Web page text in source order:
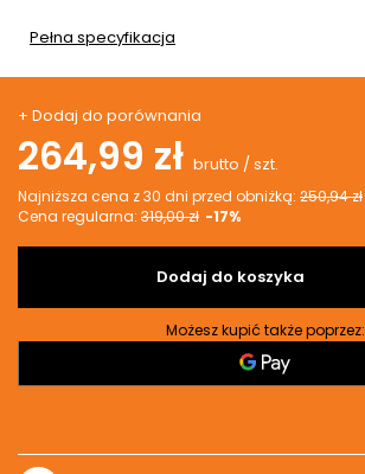
Pełna specyfikacja
+ Dodaj do porównania
264,99 zł brutto /szt.
Najniższa cena z 30 dni przed obniżką: 250,94 zł
Cena regularna: 319,00 zł -17%
Dodaj do koszyka
Możesz kupić także poprzez: